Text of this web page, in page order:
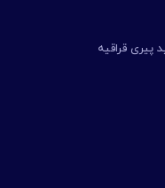
قراقیه